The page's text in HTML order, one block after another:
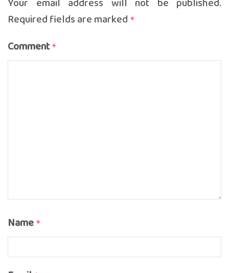
Required fields are marked *
Comment *
Name *